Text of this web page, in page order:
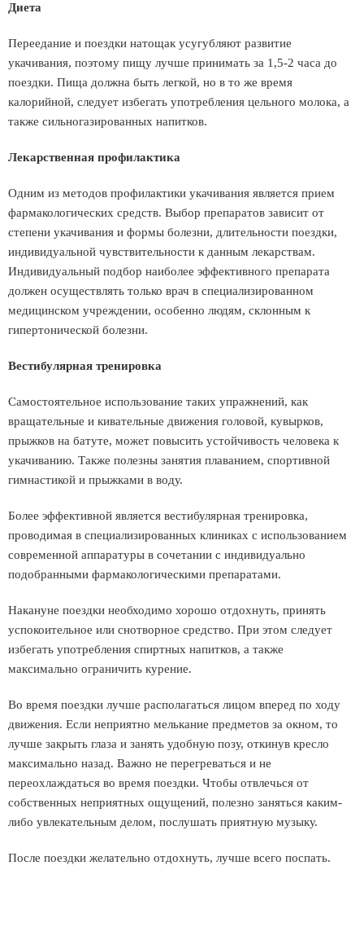
Диета
Переедание и поездки натощак усугубляют развитие
укачивания, поэтому пищу лучше принимать за 1,5-2 часа до
поездки. Пища должна быть легкой, но в то же время
калорийной, следует избегать употребления цельного молока, а
также сильногазированных напитков.
Лекарственная профилактика
Одним из методов профилактики укачивания является прием
фармакологических средств. Выбор препаратов зависит от
степени укачивания и формы болезни, длительности поездки,
индивидуальной чувствительности к данным лекарствам.
Индивидуальный подбор наиболее эффективного препарата
должен осуществлять только врач в специализированном
медицинском учреждении, особенно людям, склонным к
гипертонической болезни.
Вестибулярная тренировка
Самостоятельное использование таких упражнений, как
вращательные и кивательные движения головой, кувырков,
прыжков на батуте, может повысить устойчивость человека к
укачиванию. Также полезны занятия плаванием, спортивной
гимнастикой и прыжками в воду.
Более эффективной является вестибулярная тренировка,
проводимая в специализированных клиниках с использованием
современной аппаратуры в сочетании с индивидуально
подобранными фармакологическими препаратами.
Накануне поездки необходимо хорошо отдохнуть, принять
успокоительное или снотворное средство. При этом следует
избегать употребления спиртных напитков, а также
максимально ограничить курение.
Во время поездки лучше располагаться лицом вперед по ходу
движения. Если неприятно мелькание предметов за окном, то
лучше закрыть глаза и занять удобную позу, откинув кресло
максимально назад. Важно не перегреваться и не
переохлаждаться во время поездки. Чтобы отвлечься от
собственных неприятных ощущений, полезно заняться каким-
либо увлекательным делом, послушать приятную музыку.
После поездки желательно отдохнуть, лучше всего поспать.